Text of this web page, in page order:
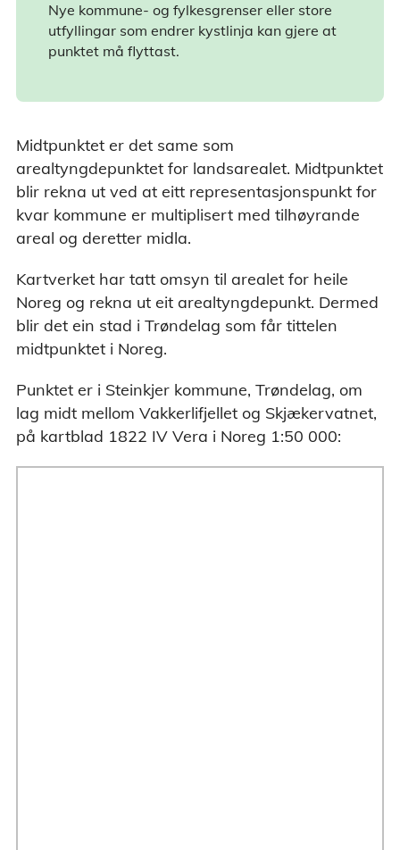
Nye kommune- og fylkesgrenser eller store
utfyllingar som endrer kystlinja kan gjere at
punktet må flyttast.
Midtpunktet er det same som
arealtyngdepunktet for landsarealet. Midtpunktet
blir rekna ut ved at eitt representasjonspunkt for
kvar kommune er multiplisert med tilhøyrande
areal og deretter midla.
Kartverket har tatt omsyn til arealet for heile
Noreg og rekna ut eit arealtyngdepunkt. Dermed
blir det ein stad i Trøndelag som får tittelen
midtpunktet i Noreg.
Punktet er i Steinkjer kommune, Trøndelag, om
lag midt mellom Vakkerlifjellet og Skjækervatnet,
på kartblad 1822 IV Vera i Noreg 1:50 000: